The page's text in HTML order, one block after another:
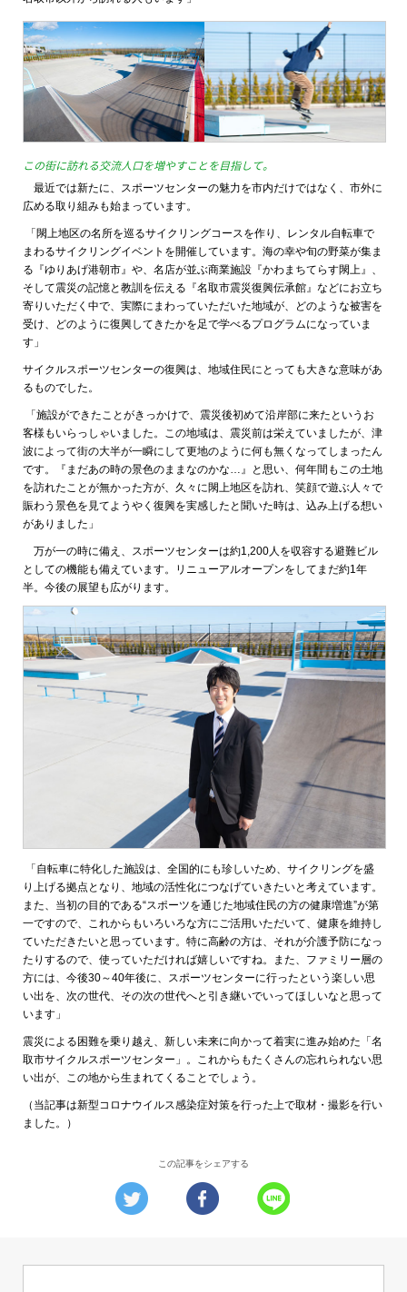
この街に訪れる交流人口を増やすことを目指して。
最近では新たに、スポーツセンターの魅力を市内だけではなく、市外に
広める取り組みも始まっています。
「閖上地区の名所を巡るサイクリングコースを作り、レンタル自転車で
まわるサイクリングイベントを開催しています。海の幸や旬の野菜が集ま
る『ゆりあげ港朝市』や、名店が並ぶ商業施設『かわまちてらす閖上』、
そして震災の記憶と教訓を伝える『名取市震災復興伝承館』などにお立ち
寄りいただく中で、実際にまわっていただいた地域が、どのような被害を
受け、どのように復興してきたかを足で学べるプログラムになっていま
す」
サイクルスポーツセンターの復興は、地域住民にとっても大きな意味があ
るものでした。
「施設ができたことがきっかけで、震災後初めて沿岸部に来たというお
客様もいらっしゃいました。この地域は、震災前は栄えていましたが、津
波によって街の大半が一瞬にして更地のように何も無くなってしまったん
です。『まだあの時の景色のままなのかな…』と思い、何年間もこの土地
を訪れたことが無かった方が、久々に閖上地区を訪れ、笑顔で遊ぶ人々で
賑わう景色を見てようやく復興を実感したと聞いた時は、込み上げる想い
がありました」
万が一の時に備え、スポーツセンターは約1,200人を収容する避難ビル
としての機能も備えています。リニューアルオープンをしてまだ約1年
半。今後の展望も広がります。
「自転車に特化した施設は、全国的にも珍しいため、サイクリングを盛
り上げる拠点となり、地域の活性化につなげていきたいと考えています。
また、当初の目的である“スポーツを通じた地域住民の方の健康増進”が第
一ですので、これからもいろいろな方にご活用いただいて、健康を維持し
ていただきたいと思っています。特に高齢の方は、それが介護予防になっ
たりするので、使っていただければ嬉しいですね。また、ファミリー層の
方には、今後30～40年後に、スポーツセンターに行ったという楽しい思
い出を、次の世代、その次の世代へと引き継いでいってほしいなと思って
います」
震災による困難を乗り越え、新しい未来に向かって着実に進み始めた「名
取市サイクルスポーツセンター」。これからもたくさんの忘れられない思
い出が、この地から生まれてくることでしょう。
（当記事は新型コロナウイルス感染症対策を行った上で取材・撮影を行い
ました。）
この記事をシェアする